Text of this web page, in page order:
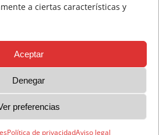
a ciertas características y
Aceptar
Denegar
preferencias
Política de privacidadAviso legal